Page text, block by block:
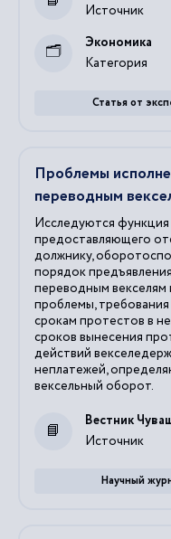
Источник
Категория
Экономика
Статья от
Проблемы
переводным
Исследуются функция
предоставляющего
должнику,
порядок
переводным
проблемы,
срокам протестов в
сроков вынесения
действий
неплатежей,
вексельный оборот.
Источник
Вестник
Научный